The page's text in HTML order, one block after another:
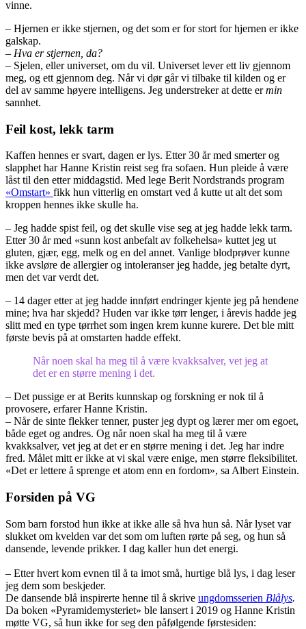
vinne.
– Hjernen er ikke stjernen, og det som er for stort for hjernen er ikke
galskap.
– Hva er stjernen, da?
– Sjelen, eller universet, om du vil. Universet lever ett liv gjennom
meg, og ett gjennom deg. Når vi dør går vi tilbake til kilden og er
del av samme høyere intelligens. Jeg understreker at dette ermin
sannhet.
Feil kost, lekk tarm
Kaffen hennes er svart, dagen er lys. Etter 30 år med smerter og
slapphet har Hanne Kristin reist seg fra sofaen. Hun pleide å være
låst til den etter middagstid. Med lege Berit Nordstrands program
«Omstart» fikk hun vitterlig en omstart ved å kutte ut alt det som
kroppen hennes ikke skulle ha.
– Jeg hadde spist feil, og det skulle vise seg at jeg hadde lekk tarm.
Etter 30 år med «sunn kost anbefalt av folkehelsa» kuttet jeg ut
gluten, gjær, egg, melk og en del annet. Vanlige blodprøver kunne
ikke avsløre de allergier og intoleranser jeg hadde, jeg betalte dyrt,
men det var verdt det.
– 14 dager etter at jeg hadde innført endringer kjente jeg på hendene
mine; hva har skjedd? Huden var ikke tørr lenger, i årevis hadde jeg
slitt med en type tørrhet som ingen krem kunne kurere. Det ble mitt
første bevis på at omstarten hadde effekt.
Når noen skal ha meg til å være kvakksalver, vet jeg at
det er en større mening i det.
– Det pussige er at Berits kunnskap og forskning er nok til å
provosere, erfarer Hanne Kristin.
– Når de sinte flekker tenner, puster jeg dypt og lærer mer om egoet,
både eget og andres. Og når noen skal ha meg til å være
kvakksalver, vet jeg at det er en større mening i det. Jeg har indre
fred. Målet mitt er ikke at vi skal være enige, men større fleksibilitet.
«Det er lettere å sprenge et atom enn en fordom», sa Albert Einstein.
Forsiden på VG
Som barn forstod hun ikke at ikke alle så hva hun så. Når lyset var
slukket om kvelden var det som om luften rørte på seg, og hun så
dansende, levende prikker. I dag kaller hun det energi.
– Etter hvert kom evnen til å ta imot små, hurtige blå lys, i dag leser
jeg dem som beskjeder.
De dansende blå inspirerte henne til å skrive ungdomsserien Blålys.
Da boken «Pyramidemysteriet» ble lansert i 2019 og Hanne Kristin
møtte VG, så hun ikke for seg den påfølgende førstesiden: